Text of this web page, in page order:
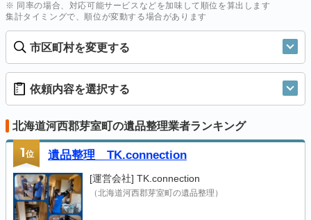
※ 同率の場合、対応可能サービスなどを加味して順位を算出します
集計タイミングで、順位が変動する場合があります
市区町村を変更する
依頼内容を選択する
北海道河西郡芽室町の遺品整理業者ランキング
1位 遺品整理 TK.connection
[運営会社] TK.connection
（北海道河西郡芽室町の遺品整理）